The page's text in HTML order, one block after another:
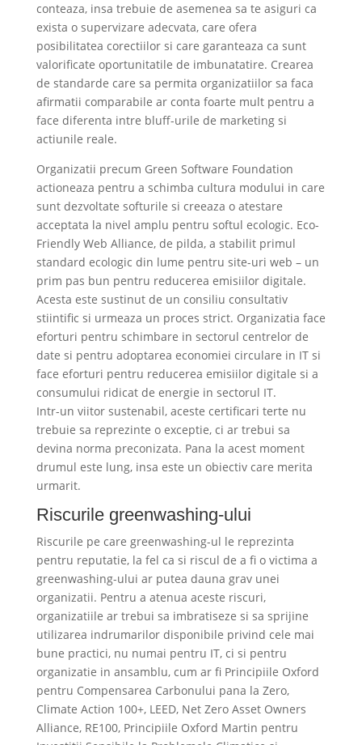
conteaza, insa trebuie de asemenea sa te asiguri ca
exista o supervizare adecvata, care ofera
posibilitatea corectiilor si care garanteaza ca sunt
valorificate oportunitatile de imbunatatire. Crearea
de standarde care sa permita organizatiilor sa faca
afirmatii comparabile ar conta foarte mult pentru a
face diferenta intre bluff-urile de marketing si
actiunile reale.
Organizatii precum Green Software Foundation
actioneaza pentru a schimba cultura modului in care
sunt dezvoltate softurile si creeaza o atestare
acceptata la nivel amplu pentru softul ecologic. Eco-
Friendly Web Alliance, de pilda, a stabilit primul
standard ecologic din lume pentru site-uri web – un
prim pas bun pentru reducerea emisiilor digitale.
Acesta este sustinut de un consiliu consultativ
stiintific si urmeaza un proces strict. Organizatia face
eforturi pentru schimbare in sectorul centrelor de
date si pentru adoptarea economiei circulare in IT si
face eforturi pentru reducerea emisiilor digitale si a
consumului ridicat de energie in sectorul IT.
Intr-un viitor sustenabil, aceste certificari terte nu
trebuie sa reprezinte o exceptie, ci ar trebui sa
devina norma preconizata. Pana la acest moment
drumul este lung, insa este un obiectiv care merita
urmarit.
Riscurile greenwashing-ului
Riscurile pe care greenwashing-ul le reprezinta
pentru reputatie, la fel ca si riscul de a fi o victima a
greenwashing-ului ar putea dauna grav unei
organizatii. Pentru a atenua aceste riscuri,
organizatiile ar trebui sa imbratiseze si sa sprijine
utilizarea indrumarilor disponibile privind cele mai
bune practici, nu numai pentru IT, ci si pentru
organizatie in ansamblu, cum ar fi Principiile Oxford
pentru Compensarea Carbonului pana la Zero,
Climate Action 100+, LEED, Net Zero Asset Owners
Alliance, RE100, Principiile Oxford Martin pentru